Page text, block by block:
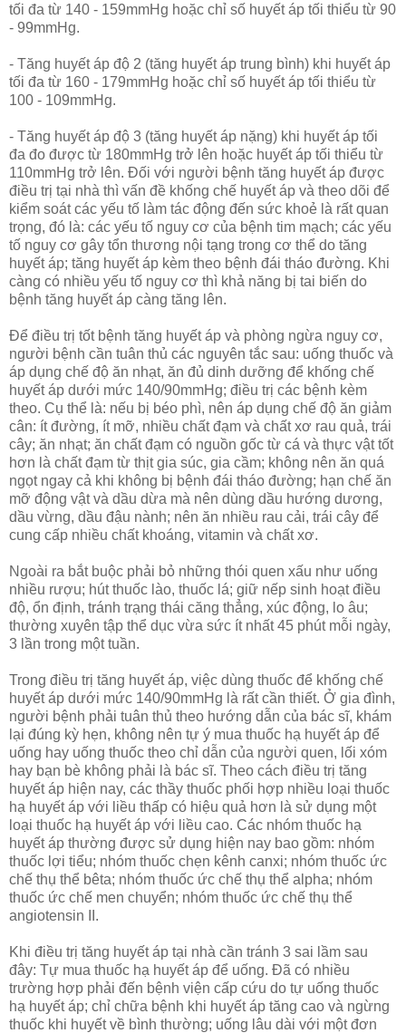
tối đa từ 140 - 159mmHg hoặc chỉ số huyết áp tối thiểu từ 90
- 99mmHg.
- Tăng huyết áp độ 2 (tăng huyết áp trung bình) khi huyết áp
tối đa từ 160 - 179mmHg hoặc chỉ số huyết áp tối thiểu từ
100 - 109mmHg.
- Tăng huyết áp độ 3 (tăng huyết áp nặng) khi huyết áp tối
đa đo được từ 180mmHg trở lên hoặc huyết áp tối thiểu từ
110mmHg trở lên. Đối với người bệnh tăng huyết áp được
điều trị tại nhà thì vấn đề khống chế huyết áp và theo dõi để
kiểm soát các yếu tố làm tác động đến sức khoẻ là rất quan
trọng, đó là: các yếu tố nguy cơ của bệnh tim mạch; các yếu
tố nguy cơ gây tổn thương nội tạng trong cơ thể do tăng
huyết áp; tăng huyết áp kèm theo bệnh đái tháo đường. Khi
càng có nhiều yếu tố nguy cơ thì khả năng bị tai biến do
bệnh tăng huyết áp càng tăng lên.
Để điều trị tốt bệnh tăng huyết áp và phòng ngừa nguy cơ,
người bệnh cần tuân thủ các nguyên tắc sau: uống thuốc và
áp dụng chế độ ăn nhạt, ăn đủ dinh dưỡng để khống chế
huyết áp dưới mức 140/90mmHg; điều trị các bệnh kèm
theo. Cụ thể là: nếu bị béo phì, nên áp dụng chế độ ăn giảm
cân: ít đường, ít mỡ, nhiều chất đạm và chất xơ rau quả, trái
cây; ăn nhạt; ăn chất đạm có nguồn gốc từ cá và thực vật tốt
hơn là chất đạm từ thịt gia súc, gia cầm; không nên ăn quá
ngọt ngay cả khi không bị bệnh đái tháo đường; hạn chế ăn
mỡ động vật và dầu dừa mà nên dùng dầu hướng dương,
dầu vừng, dầu đậu nành; nên ăn nhiều rau cải, trái cây để
cung cấp nhiều chất khoáng, vitamin và chất xơ.
Ngoài ra bắt buộc phải bỏ những thói quen xấu như uống
nhiều rượu; hút thuốc lào, thuốc lá; giữ nếp sinh hoạt điều
độ, ổn định, tránh trạng thái căng thẳng, xúc động, lo âu;
thường xuyên tập thể dục vừa sức ít nhất 45 phút mỗi ngày,
3 lần trong một tuần.
Trong điều trị tăng huyết áp, việc dùng thuốc để khống chế
huyết áp dưới mức 140/90mmHg là rất cần thiết. Ở gia đình,
người bệnh phải tuân thủ theo hướng dẫn của bác sĩ, khám
lại đúng kỳ hẹn, không nên tự ý mua thuốc hạ huyết áp để
uống hay uống thuốc theo chỉ dẫn của người quen, lối xóm
hay bạn bè không phải là bác sĩ. Theo cách điều trị tăng
huyết áp hiện nay, các thầy thuốc phối hợp nhiều loại thuốc
hạ huyết áp với liều thấp có hiệu quả hơn là sử dụng một
loại thuốc hạ huyết áp với liều cao. Các nhóm thuốc hạ
huyết áp thường được sử dụng hiện nay bao gồm: nhóm
thuốc lợi tiểu; nhóm thuốc chẹn kênh canxi; nhóm thuốc ức
chế thụ thể bêta; nhóm thuốc ức chế thụ thể alpha; nhóm
thuốc ức chế men chuyển; nhóm thuốc ức chế thụ thể
angiotensin II.
Khi điều trị tăng huyết áp tại nhà cần tránh 3 sai lầm sau
đây: Tự mua thuốc hạ huyết áp để uống. Đã có nhiều
trường hợp phải đến bệnh viện cấp cứu do tự uống thuốc
hạ huyết áp; chỉ chữa bệnh khi huyết áp tăng cao và ngừng
thuốc khi huyết về bình thường; uống lâu dài với một đơn